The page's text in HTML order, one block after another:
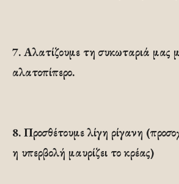
7. Αλατίζουμε τη συκωταριά μας
αλατοπίπερο.
8. Προσθέτουμε λίγη ρίγανη
η υπερβολή μαυρίζει το κρέας)